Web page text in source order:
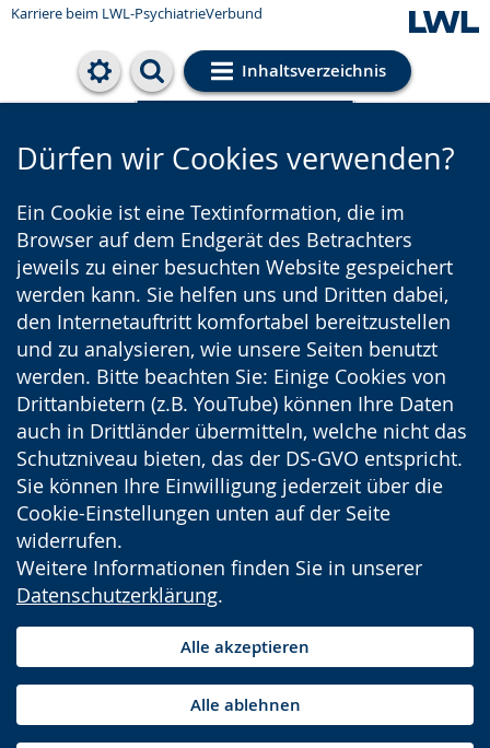
Karriere beim LWL-PsychiatrieVerbund
Inhaltsverzeichnis
Cookie-Einstellungen
Dürfen wir Cookies verwenden?
Ein Cookie ist eine Textinformation, die im
Browser auf dem Endgerät des Betrachters
jeweils zu einer besuchten Website gespeichert
werden kann. Sie helfen uns und Dritten dabei,
den Internetauftritt komfortabel bereitzustellen
und zu analysieren, wie unsere Seiten benutzt
werden. Bitte beachten Sie: Einige Cookies von
Drittanbietern (z.B. YouTube) können Ihre Daten
auch in Drittländer übermitteln, welche nicht das
Schutzniveau bieten, das der DS-GVO entspricht.
Sie können Ihre Einwilligung jederzeit über die
Cookie-Einstellungen unten auf der Seite
widerrufen.
Weitere Informationen finden Sie in unserer
Datenschutzerklärung.
Alle akzeptieren
Alle ablehnen